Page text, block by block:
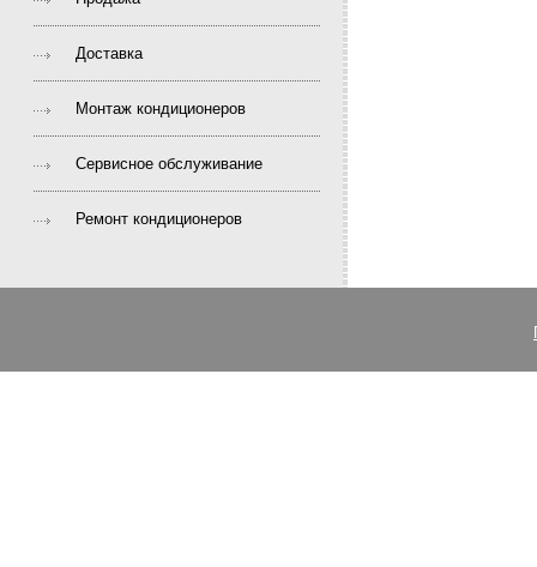
Доставка
Монтаж кондиционеров
Сервисное обслуживание
Ремонт кондиционеров